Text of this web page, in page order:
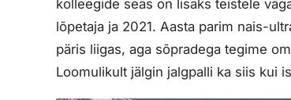
kolleegide seas on lisaks teistele
lõpetaja ja 2021. Aasta parim nais-
päris liigas, aga sõpradega tegime
Loomulikult jälgin jalgpalli ka siis kui